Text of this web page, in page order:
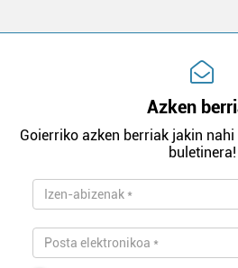
Azken
Goierriko azken berriak jakin
buletinera!